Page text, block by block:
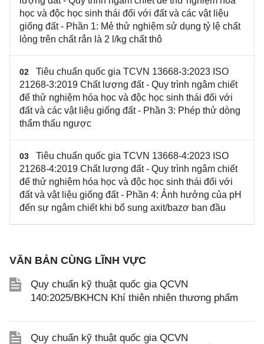
học và độc học sinh thái đối với đất và các vật liệu
giống đất - Phần 1: Mẻ thử nghiệm sử dụng tỷ lệ chất
lỏng trên chất rắn là 2 l/kg chất thô
02
Tiêu chuẩn quốc gia TCVN 13668-3:2023 ISO
21268-3:2019 Chất lượng đất - Quy trình ngâm chiết
để thử nghiệm hóa học và độc học sinh thái đối với
đất và các vật liệu giống đất - Phần 3: Phép thử dòng
thẩm thấu ngược
03
Tiêu chuẩn quốc gia TCVN 13668-4:2023 ISO
21268-4:2019 Chất lượng đất - Quy trình ngâm chiết
để thử nghiệm hóa học và độc học sinh thái đối với
đất và vật liệu giống đất - Phần 4: Ảnh hưởng của pH
đến sự ngâm chiết khi bổ sung axit/bazơ ban đầu
VĂN BẢN CÙNG LĨNH VỰC
Quy chuẩn kỹ thuật quốc gia QCVN
140:2025/BKHCN Khí thiên nhiên thương phẩm
Quy chuẩn kỹ thuật quốc gia QCVN